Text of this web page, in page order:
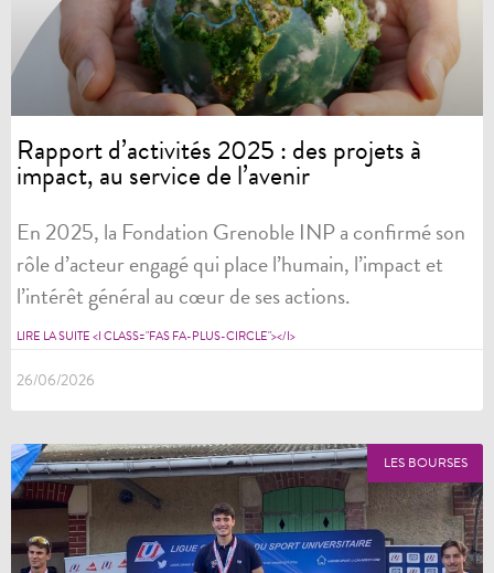
Rapport d’activités 2025 : des projets à
impact, au service de l’avenir
En 2025, la Fondation Grenoble INP a confirmé son
rôle d’acteur engagé qui place l’humain, l’impact et
l’intérêt général au cœur de ses actions.
LIRE LA SUITE <I CLASS="FAS FA-PLUS-CIRCLE"></I>
26/06/2026
LES BOURSES